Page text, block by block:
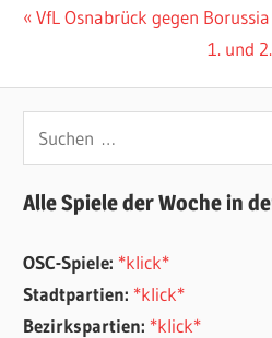
Beitragsnavigation
Vorheriger
VfL Osnabrück gegen
Nächster
1. und
Alle Spiele der Woche in
OSC-Spiele: *klick*
Stadtpartien: *klick*
Bezirkspartien: *klick*